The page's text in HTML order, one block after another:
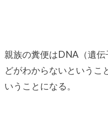
親族の糞便はDNA（遺
どがわからないというこ
いうことになる。